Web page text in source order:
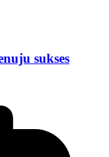
sukses